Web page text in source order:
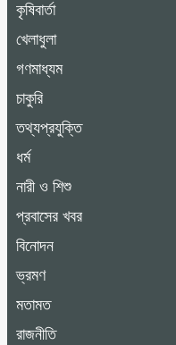
কৃষিবার্তা
খেলাধুলা
গণমাধ্যম
চাকুরি
তথ্যপ্রযুক্তি
ধর্ম
নারী ও শিশু
প্রবাসের খবর
বিনোদন
ভ্রমণ
মতামত
রাজনীতি